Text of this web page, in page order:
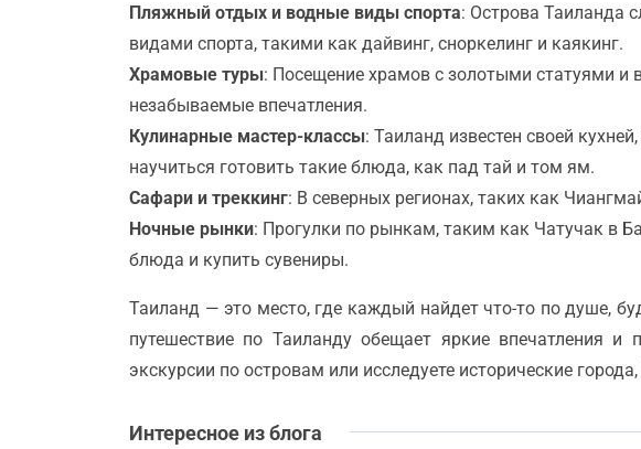
Пляжный отдых и водные виды спорта: Острова Таиланда
видами спорта, такими как дайвинг, сноркелинг и каякинг.
Храмовые туры: Посещение храмов с золотыми статуями и
незабываемые впечатления.
Кулинарные мастер-классы: Таиланд известен своей
научиться готовить такие блюда, как пад тай и том ям.
Сафари и треккинг: В северных регионах, таких как
Ночные рынки: Прогулки по рынкам, таким как Чатучак в
блюда и купить сувениры.
Таиланд — это место, где каждый найдет что-то по душе,
путешествие по Таиланду обещает яркие впечатления и
экскурсии по островам или исследуете исторические
Интересное из блога